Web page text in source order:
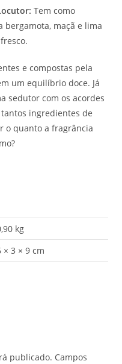
Tem como
bergamota, maçã e lima
e compostas pela
um equilíbrio doce. Já
sedutor com os acordes
ingredientes de
o quanto a fragrância
kg
× 3 × 9 cm
publicado. Campos